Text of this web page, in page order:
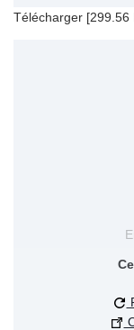
Télécharger [299.56